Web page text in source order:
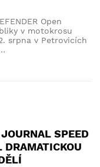
Open
v motokrosu
srpna v Petrovicích
SPEED
DRAMATICKOU